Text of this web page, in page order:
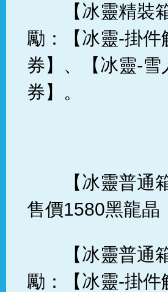
【冰靈精
勵：【冰靈-掛
券】、【冰靈-
券】。
【冰靈普
售價1580黑龍晶
【冰靈普
勵：【冰靈-掛